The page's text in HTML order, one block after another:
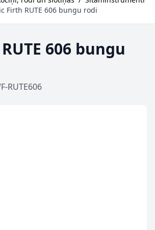
Firth RUTE 606 bungu rodi
606 bungu
RUTE606